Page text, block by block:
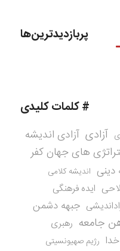
پربازدیدترین‌ها
# کلمات کلیدی
آزادی آزادی اندیشه
های جهان کفر
دینی اندیشه کلامی
ایده فرهنگی
جبهه دشمن
جامعه رهبری
رژیم صهیونسیتی